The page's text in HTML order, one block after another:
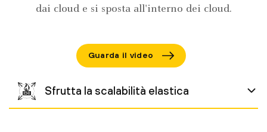
dai cloud e si sposta all'interno dei cloud.
Guarda il video